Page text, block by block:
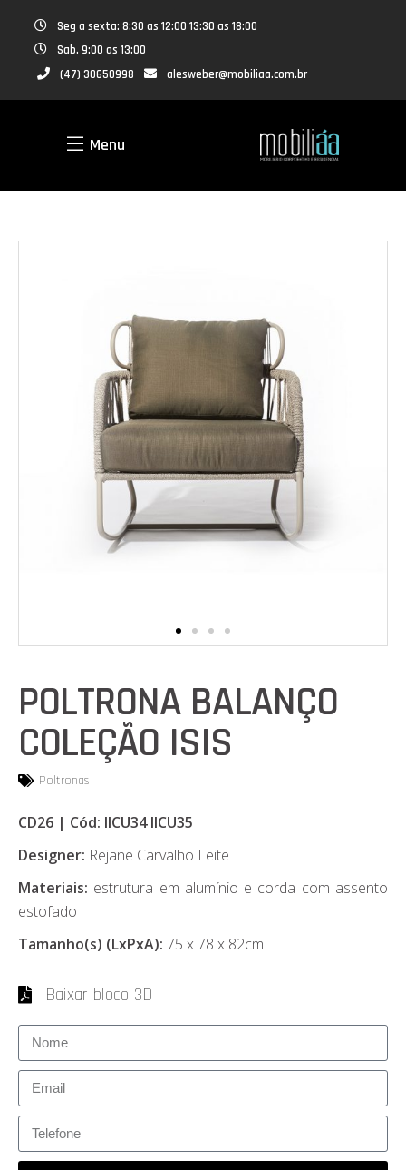
Seg a sexta: 8:30 as 12:00 13:30 as 18:00
Sab. 9:00 as 13:00
(47) 30650998
alesweber@mobiliaa.com.br
Menu
POLTRONA BALANÇO
COLEÇÃO ISIS
Poltronas
CD26 | Cód: IICU34 IICU35
Designer: Rejane Carvalho Leite
Materiais: estrutura em alumínio e corda com assento
estofado
Tamanho(s) (LxPxA): 75 x 78 x 82cm
Baixar bloco 3D